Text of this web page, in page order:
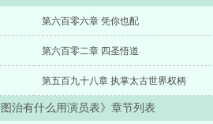
第六百零六章 凭你也配
第六百零二章 四圣悟道
第五百九十八章 执掌太古世界权柄
图治有什么用演员表》章节列表